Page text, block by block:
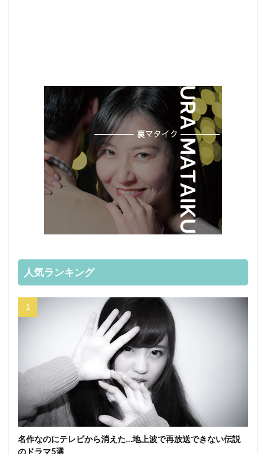
人気ランキング
名作なのにテレビから消えた…地上波で再放送できない伝説
のドラマ5選